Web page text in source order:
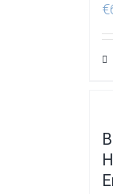
€